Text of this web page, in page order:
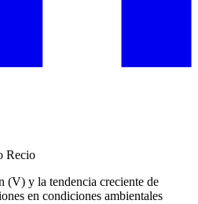
Recio
(V) y la tendencia creciente de
en condiciones ambientales